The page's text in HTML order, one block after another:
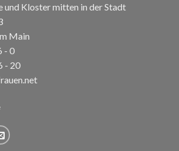
und Kloster mitten in der Stadt
Main
- 0
- 20